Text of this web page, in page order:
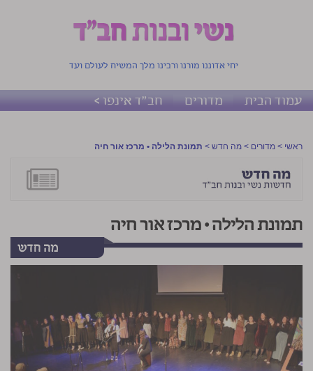
יחי אדוננו מורנו ורבינו מלך המשיח לעולם ועד
עמוד הבית מדורים חב"ד אינפו >
ראשי > מדורים > מה חדש > תמונת הלילה • מרכז אור חיה
תמונת הלילה • מרכז אור חיה